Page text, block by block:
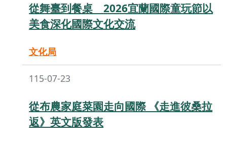
從舞臺到餐桌 2026宜蘭國際童玩節以
美食深化國際文化交流
文化局
115-07-23
從布農家庭菜園走向國際 《走進彼桑拉
返》英文版發表